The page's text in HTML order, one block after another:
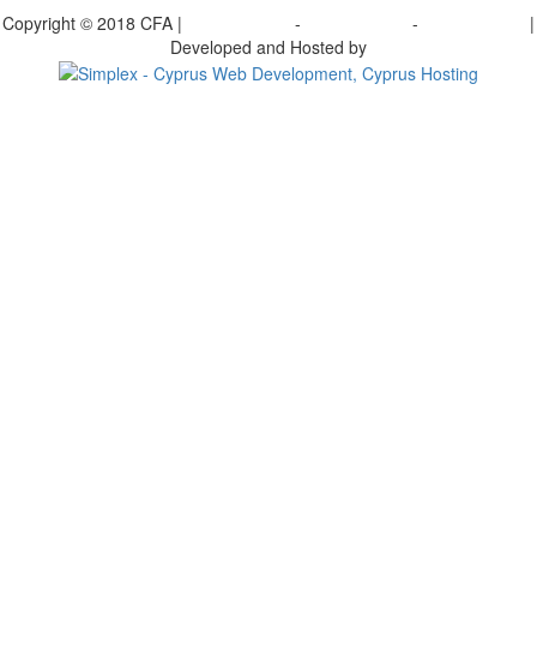
Copyright © 2018 CFA | - -
|
Developed and Hosted by